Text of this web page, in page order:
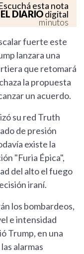
esta nota
EL DIARIOdigital
minutos
fuerte este
lanzara una
que retomará
la propuesta
un acuerdo.
su red Truth
de presión
existe la
"Furia Épica",
del alto el fuego
iraní.
los bombardeos,
e intensidad
Trump, en una
alarmas